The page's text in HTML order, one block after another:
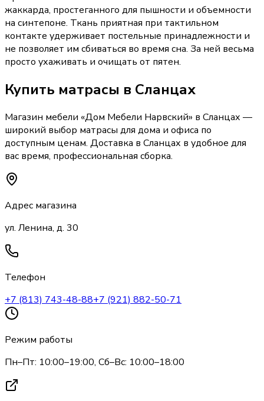
жаккарда, простеганного для пышности и объемности
на синтепоне. Ткань приятная при тактильном
контакте удерживает постельные принадлежности и
не позволяет им сбиваться во время сна. За ней весьма
просто ухаживать и очищать от пятен.
Купить матрасы в Сланцах
Магазин мебели «Дом Мебели Нарвский» в Сланцах —
широкий выбор матрасы для дома и офиса по
доступным ценам. Доставка в Сланцах в удобное для
вас время, профессиональная сборка.
Адрес магазина
ул. Ленина, д. 30
Телефон
+7 (813) 743-48-88+7 (921) 882-50-71
Режим работы
Пн–Пт: 10:00–19:00, Сб–Вс: 10:00–18:00